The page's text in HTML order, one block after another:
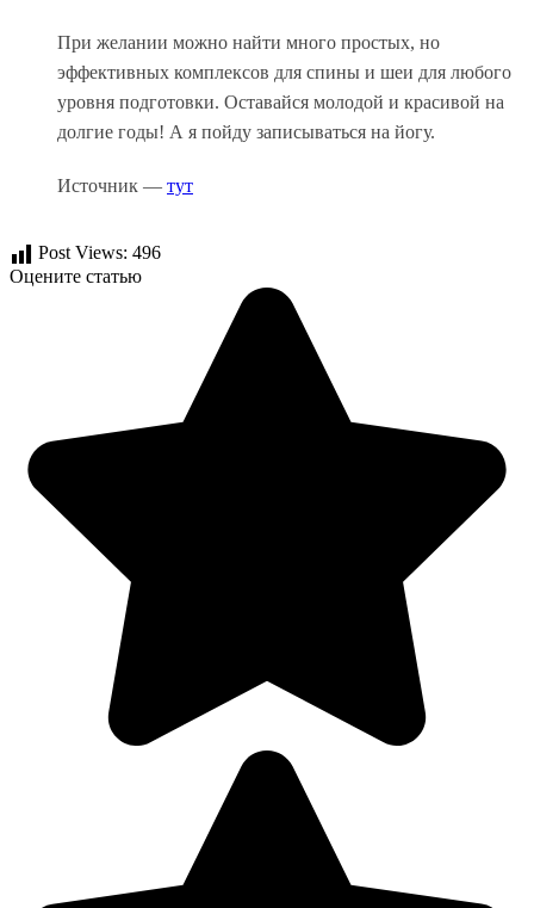
При желании можно найти много простых, но
эффективных комплексов для спины и шеи для любого
уровня подготовки. Оставайся молодой и красивой на
долгие годы! А я пойду записываться на йогу.
Источник — тут
Post Views: 496
Оцените статью